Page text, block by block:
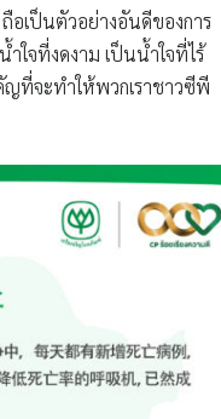
อเป็นตัวอย่างอันดีของการ
จที่งดงาม เป็นน้ำใจที่ไร้
ญที่จะทำให้พวกเราชาวซีพี